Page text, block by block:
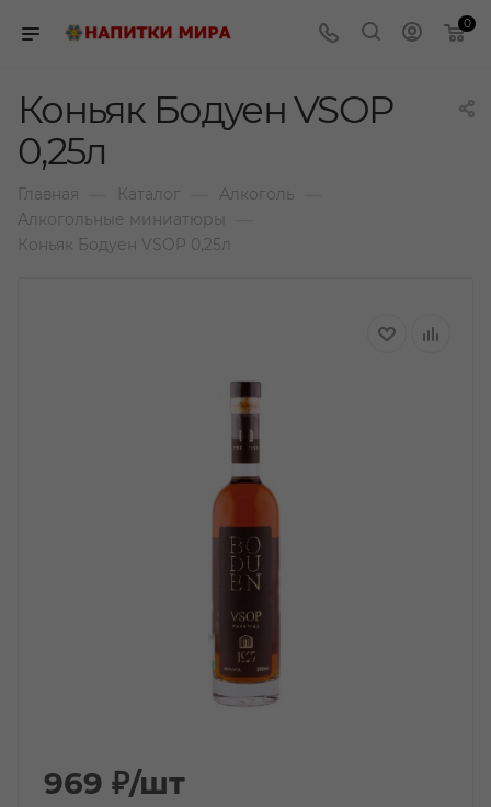
0
Коньяк Бодуен VSOP
0,25л
Главная Каталог Алкоголь
Алкогольные миниатюры
Коньяк Бодуен VSOP 0,25л
969 ₽/шт